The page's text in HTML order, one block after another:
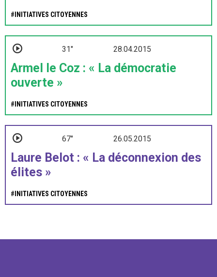
# INITIATIVES CITOYENNES
31" 28.04.2015
Armel le Coz : « La démocratie
ouverte »
# INITIATIVES CITOYENNES
67" 26.05.2015
Laure Belot : « La déconnexion des
élites »
# INITIATIVES CITOYENNES